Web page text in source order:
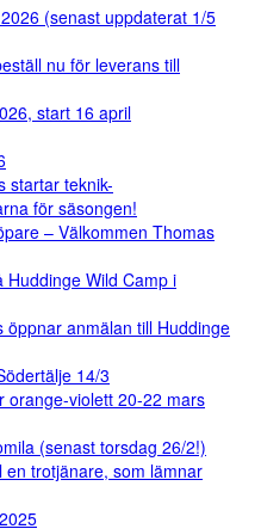
(senast uppdaterat 1/5
nu för leverans till
start 16 april
startar teknik-
för säsongen!
– Välkommen Thomas
Huddinge Wild Camp i
öppnar anmälan till Huddinge
14/3
orange-violett 20-22 mars
(senast torsdag 26/2!)
en trotjänare, som lämnar